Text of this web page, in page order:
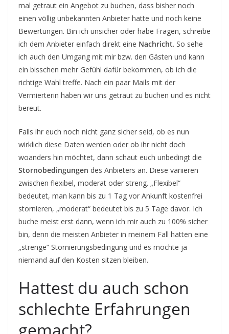
mal getraut ein Angebot zu buchen, dass bisher noch
einen völlig unbekannten Anbieter hatte und noch keine
Bewertungen. Bin ich unsicher oder habe Fragen, schreibe
ich dem Anbieter einfach direkt eine Nachricht. So sehe
ich auch den Umgang mit mir bzw. den Gästen und kann
ein bisschen mehr Gefühl dafür bekommen, ob ich die
richtige Wahl treffe. Nach ein paar Mails mit der
Vermierterin haben wir uns getraut zu buchen und es nicht
bereut.
Falls ihr euch noch nicht ganz sicher seid, ob es nun
wirklich diese Daten werden oder ob ihr nicht doch
woanders hin möchtet, dann schaut euch unbedingt die
Stornobedingungen des Anbieters an. Diese variieren
zwischen flexibel, moderat oder streng. „Flexibel“
bedeutet, man kann bis zu 1 Tag vor Ankunft kostenfrei
stornieren, „moderat“ bedeutet bis zu 5 Tage davor. Ich
buche meist erst dann, wenn ich mir auch zu 100% sicher
bin, denn die meisten Anbieter in meinem Fall hatten eine
„strenge“ Stornierungsbedingung und es möchte ja
niemand auf den Kosten sitzen bleiben.
Hattest du auch schon
schlechte Erfahrungen